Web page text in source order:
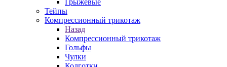
Грыжевые
Тейпы
Компрессионный трикотаж
Назад
Компрессионный трикотаж
Гольфы
Чулки